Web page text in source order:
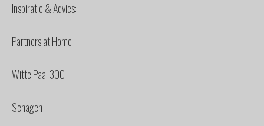
Inspiratie & Advies:
Partners at Home
Witte Paal 300
Schagen